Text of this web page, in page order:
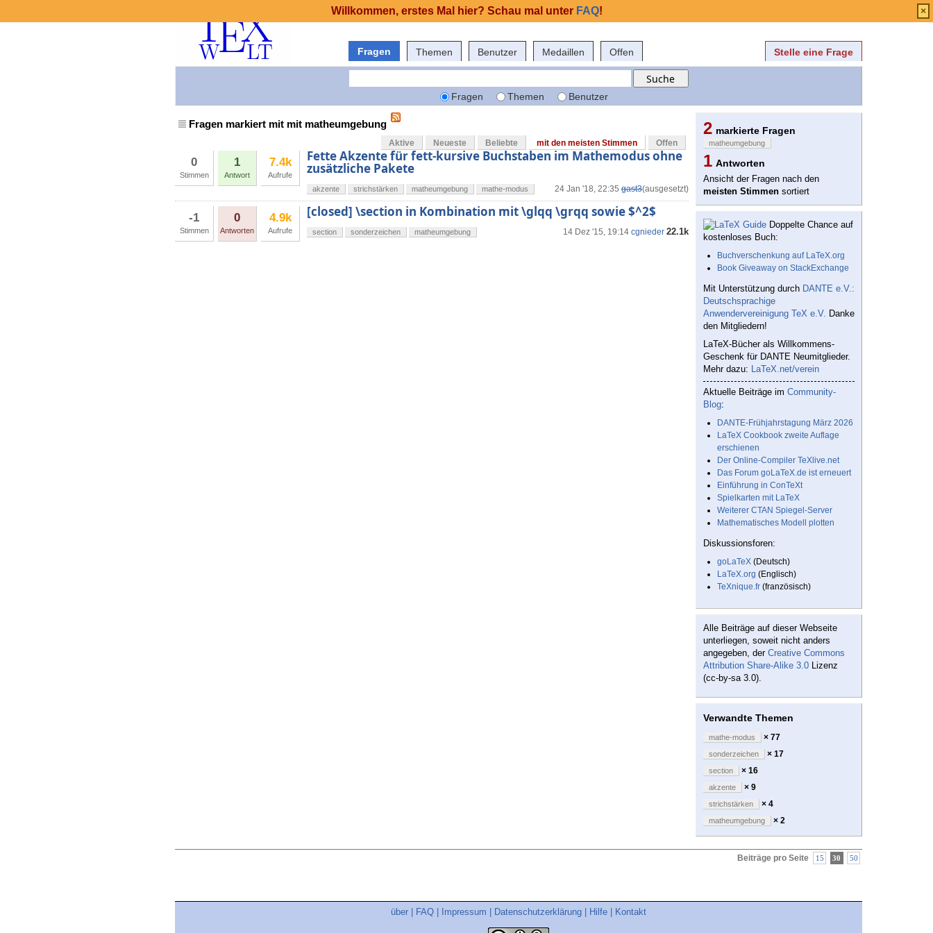
Fragen Themen Benutzer Medaillen Offen Stelle eine Frage
Fragen Themen Benutzer
Fragen markiert mit mit matheumgebung
Aktive Neueste Beliebte mit den meisten Stimmen Offen
0
Stimmen
1
Antwort
7.4k
Aufrufe
Fette Akzente für fett-kursive Buchstaben im Mathemodus ohne
zusätzliche Pakete
24 Jan '18, 22:35 gast3(ausgesetzt)
akzente strichstärken matheumgebung mathe-modus
-1
Stimmen
0
Antworten
4.9k
Aufrufe
[closed] \section in Kombination mit \glqq \grqq sowie $^2$
14 Dez '15, 19:14 cgnieder 22.1k
section sonderzeichen matheumgebung
2 markierte Fragen
matheumgebung
1 Antworten
Ansicht der Fragen nach den
meisten Stimmen sortiert
Doppelte Chance auf
kostenloses Buch:
Buchverschenkung auf LaTeX.org
Book Giveaway on StackExchange
Mit Unterstützung durch DANTE e.V.:
Deutschsprachige
Anwendervereinigung TeX e.V. Danke
den Mitgliedern!
LaTeX-Bücher als Willkommens-
Geschenk für DANTE Neumitglieder.
Mehr dazu: LaTeX.net/verein
Aktuelle Beiträge im Community-
Blog:
DANTE-Frühjahrstagung März 2026
LaTeX Cookbook zweite Auflage
erschienen
Der Online-Compiler TeXlive.net
Das Forum goLaTeX.de ist erneuert
Einführung in ConTeXt
Spielkarten mit LaTeX
Weiterer CTAN Spiegel-Server
Mathematisches Modell plotten
Diskussionsforen:
goLaTeX (Deutsch)
LaTeX.org (Englisch)
TeXnique.fr (französisch)
Alle Beiträge auf dieser Webseite
unterliegen, soweit nicht anders
angegeben, der Creative Commons
Attribution Share-Alike 3.0 Lizenz
(cc-by-sa 3.0).
Verwandte Themen
mathe-modus × 77
sonderzeichen × 17
section × 16
akzente × 9
strichstärken × 4
matheumgebung × 2
Beiträge pro Seite 15 30 50
über FAQ Impressum Datenschutzerklärung Hilfe Kontakt
Willkommen, erstes Mal hier? Schau mal unter FAQ! ×